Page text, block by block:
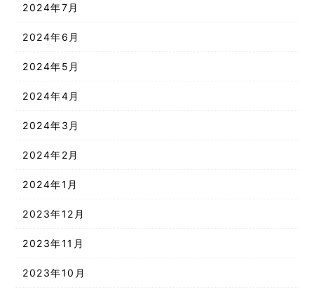
2024年7月
2024年6月
2024年5月
2024年4月
2024年3月
2024年2月
2024年1月
2023年12月
2023年11月
2023年10月